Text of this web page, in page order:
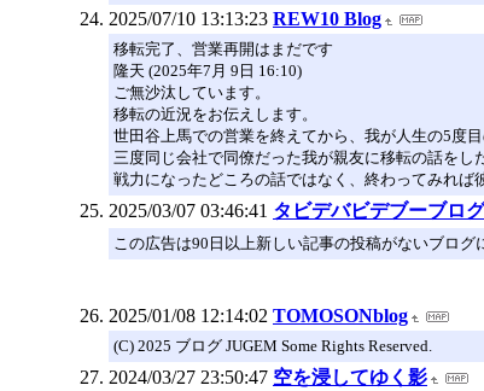
2025/07/10 13:13:23 REW10 Blog
移転完了、営業再開はまだです
隆天 (2025年7月 9日 16:10)
ご無沙汰しています。
移転の近況をお伝えします。
世田谷上馬での営業を終えてから、我が人生の5度
三度同じ会社で同僚だった我が親友に移転の話をし
戦力になったどころの話ではなく、終わってみれば
2025/03/07 03:46:41 タビデバビデブーブロ
この広告は90日以上新しい記事の投稿がないブログ
2025/01/08 12:14:02 TOMOSONblog
(C) 2025 ブログ JUGEM Some Rights Reserved.
2024/03/27 23:50:47 空を浸してゆく影